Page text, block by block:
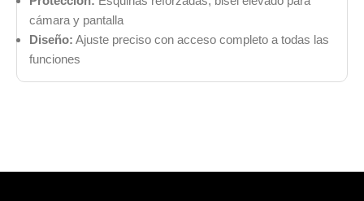
cámara y pantalla
Diseño: Ajuste preciso con acceso completo a todas las
funciones